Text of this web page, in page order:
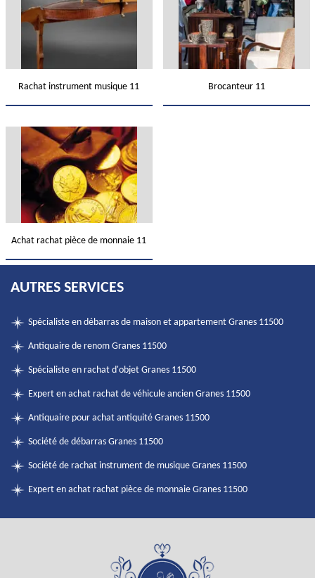
Rachat instrument musique 11 Brocanteur 11
Achat rachat pièce de monnaie 11
AUTRES SERVICES
Spécialiste en débarras de maison et appartement Granes 11500
Antiquaire de renom Granes 11500
Spécialiste en rachat d'objet Granes 11500
Expert en achat rachat de véhicule ancien Granes 11500
Antiquaire pour achat antiquité Granes 11500
Société de débarras Granes 11500
Société de rachat instrument de musique Granes 11500
Expert en achat rachat pièce de monnaie Granes 11500